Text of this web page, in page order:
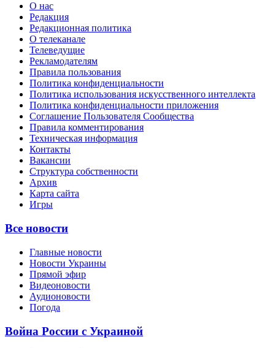
О нас
Редакция
Редакционная политика
О телеканале
Телеведущие
Рекламодателям
Правила пользования
Политика конфиденциальности
Политика использования искусственного интеллекта
Политика конфиденциальности приложения
Соглашение Пользователя Сообщества
Правила комментирования
Техническая информация
Контакты
Вакансии
Структура собственности
Архив
Карта сайта
Игры
Все новости
Главные новости
Новости Украины
Прямой эфир
Видеоновости
Аудионовости
Погода
Война России с Украиной